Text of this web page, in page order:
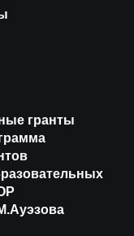
гранты